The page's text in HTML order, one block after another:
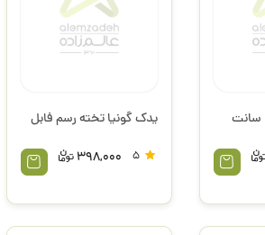
گونیا 45 درجه 16 سانت
یدک گونیا تخته رسم فابل
5
398,000